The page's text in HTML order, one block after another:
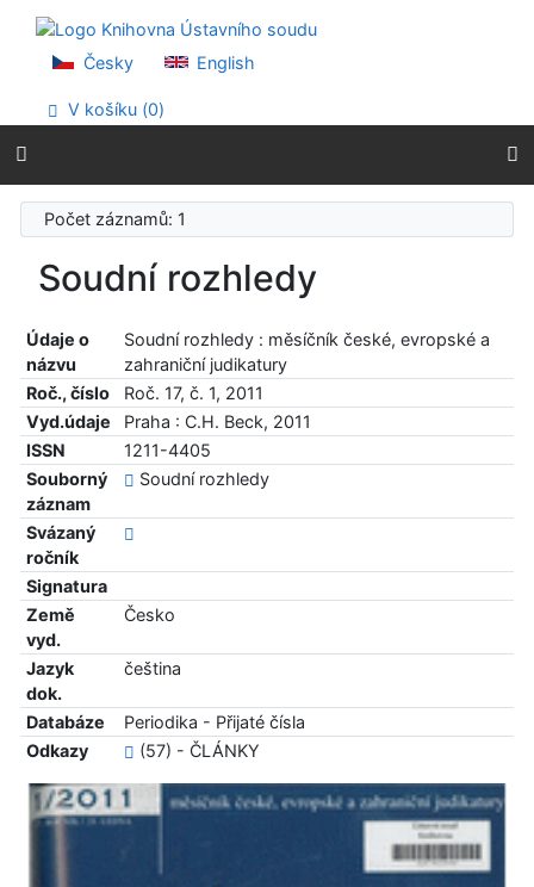
Přejít na menu
Prohlášení o webové přístupnosti
Česky English
V košíku (0)
Počet záznamů: 1
Soudní rozhledy
Údaje o
názvu
Soudní rozhledy : měsíčník české, evropské a
zahraniční judikatury
Roč., číslo
Roč. 17, č. 1, 2011
Vyd.údaje
Praha : C.H. Beck, 2011
ISSN
1211-4405
Souborný
záznam
Soudní rozhledy
Svázaný
ročník
Signatura
Země
vyd.
Česko
Jazyk
dok.
čeština
Databáze
Periodika - Přijaté čísla
Odkazy
(57) - ČLÁNKY